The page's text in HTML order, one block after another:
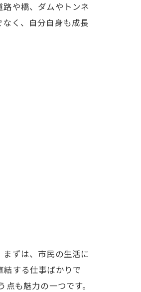
や橋、ダムやトンネ
く、自分自身も成長
ずは、市民の生活に
する仕事ばかりで
も魅力の一つです。